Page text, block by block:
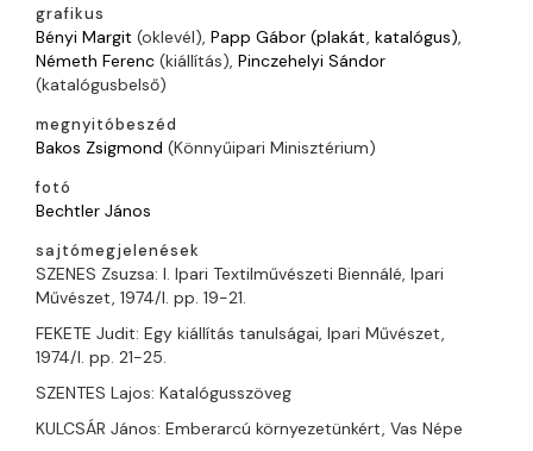
grafikus
Bényi Margit (oklevél), Papp Gábor (plakát, katalógus),
Németh Ferenc (kiállítás), Pinczehelyi Sándor
(katalógusbelső)
megnyitóbeszéd
Bakos Zsigmond (Könnyűipari Minisztérium)
fotó
Bechtler János
sajtómegjelenések
SZENES Zsuzsa: I. Ipari Textilművészeti Biennálé, Ipari
Művészet, 1974/I. pp. 19-21.
FEKETE Judit: Egy kiállítás tanulságai, Ipari Művészet,
1974/I. pp. 21-25.
SZENTES Lajos: Katalógusszöveg
KULCSÁR János: Emberarcú környezetünkért, Vas Népe